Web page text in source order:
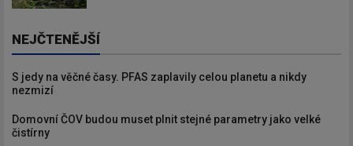
NEJČTENĚJŠÍ
S jedy na věčné časy. PFAS zaplavily celou planetu a nikdy
nezmizí
Domovní ČOV budou muset plnit stejné parametry jako velké
čistírny